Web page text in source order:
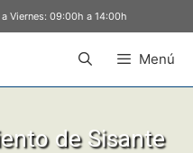
a Viernes: 09:00h a 14:00h
Menú
de Sisante